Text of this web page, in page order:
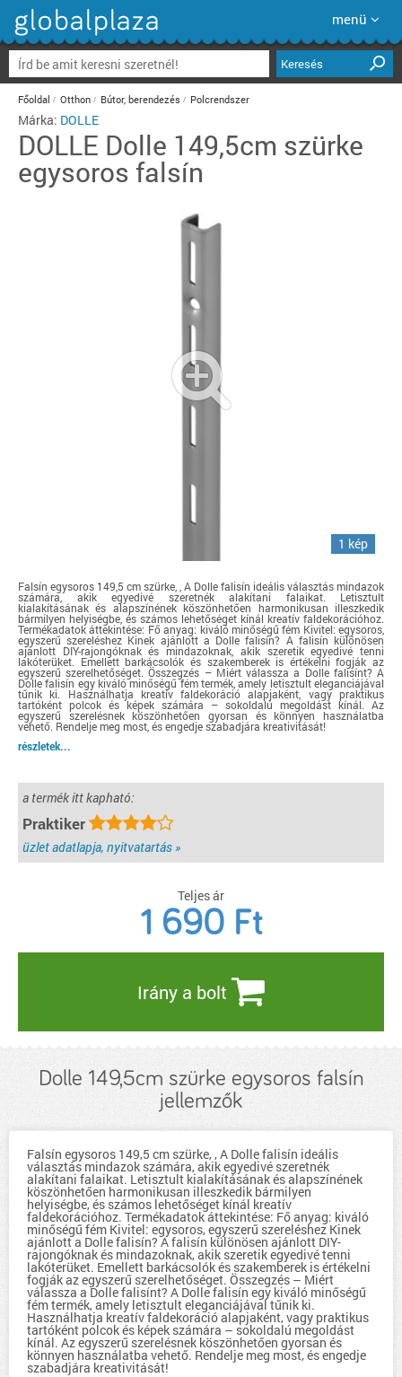
menü
Keresés
Főoldal Otthon Bútor, berendezés Polcrendszer
Márka: DOLLE
DOLLE Dolle 149,5cm szürke
egysoros falsín
1 kép
Falsín egysoros 149,5 cm szürke, , A Dolle falisín ideális választás mindazok
számára, akik egyedivé szeretnék alakítani falaikat. Letisztult
kialakításának és alapszínének köszönhetően harmonikusan illeszkedik
bármilyen helyiségbe, és számos lehetőséget kínál kreatív faldekorációhoz.
Termékadatok áttekintése: Fő anyag: kiváló minőségű fém Kivitel: egysoros,
egyszerű szereléshez Kinek ajánlott a Dolle falisín? A falisín különösen
ajánlott DIY-rajongóknak és mindazoknak, akik szeretik egyedivé tenni
lakóterüket. Emellett barkácsolók és szakemberek is értékelni fogják az
egyszerű szerelhetőséget. Összegzés – Miért válassza a Dolle falisínt? A
Dolle falisín egy kiváló minőségű fém termék, amely letisztult eleganciájával
tűnik ki. Használhatja kreatív faldekoráció alapjaként, vagy praktikus
tartóként polcok és képek számára – sokoldalú megoldást kínál. Az
egyszerű szerelésnek köszönhetően gyorsan és könnyen használatba
vehető. Rendelje meg most, és engedje szabadjára kreativitását!
részletek...
a termék itt kapható:
Praktiker
üzlet adatlapja, nyitvatartás »
Teljes ár
1 690 Ft
Irány a bolt
Dolle 149,5cm szürke egysoros falsín
jellemzők
Falsín egysoros 149,5 cm szürke, , A Dolle falisín ideális
választás mindazok számára, akik egyedivé szeretnék
alakítani falaikat. Letisztult kialakításának és alapszínének
köszönhetően harmonikusan illeszkedik bármilyen
helyiségbe, és számos lehetőséget kínál kreatív
faldekorációhoz. Termékadatok áttekintése: Fő anyag: kiváló
minőségű fém Kivitel: egysoros, egyszerű szereléshez Kinek
ajánlott a Dolle falisín? A falisín különösen ajánlott DIY-
rajongóknak és mindazoknak, akik szeretik egyedivé tenni
lakóterüket. Emellett barkácsolók és szakemberek is értékelni
fogják az egyszerű szerelhetőséget. Összegzés – Miért
válassza a Dolle falisínt? A Dolle falisín egy kiváló minőségű
fém termék, amely letisztult eleganciájával tűnik ki.
Használhatja kreatív faldekoráció alapjaként, vagy praktikus
tartóként polcok és képek számára – sokoldalú megoldást
kínál. Az egyszerű szerelésnek köszönhetően gyorsan és
könnyen használatba vehető. Rendelje meg most, és engedje
szabadjára kreativitását!